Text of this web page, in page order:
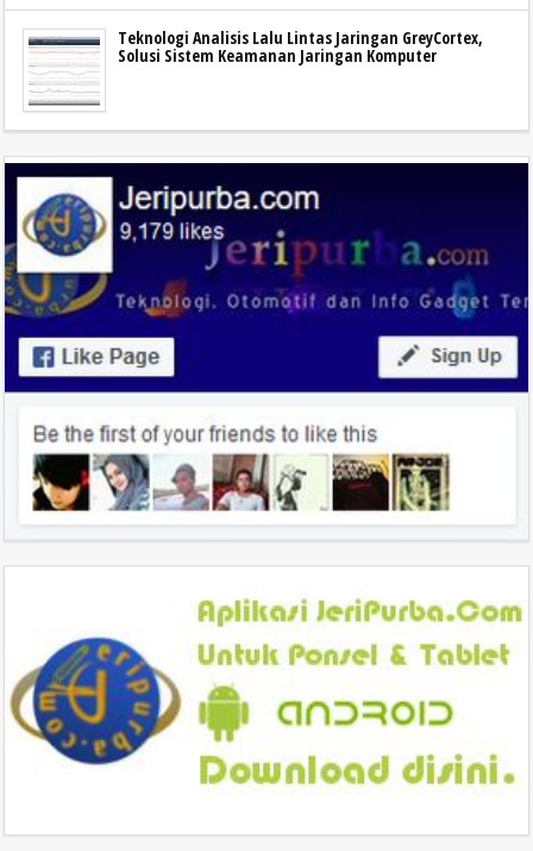
Teknologi Analisis Lalu Lintas Jaringan GreyCortex,
Solusi Sistem Keamanan Jaringan Komputer